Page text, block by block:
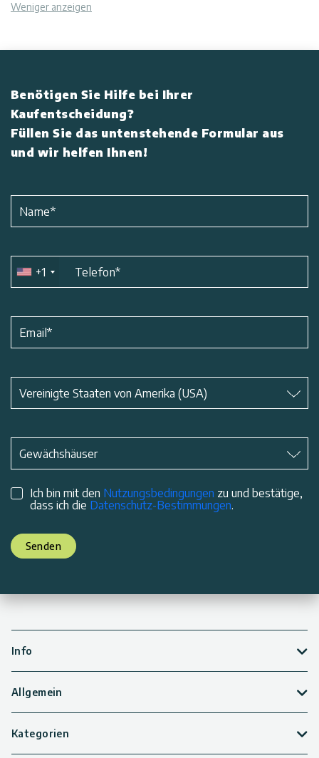
Weniger anzeigen
Benötigen Sie Hilfe bei Ihrer
Kaufentscheidung?
Füllen Sie das untenstehende Formular aus
und wir helfen Ihnen!
Name*
+1 Telefon*
Email*
Vereinigte Staaten von Amerika (USA)
*
Gewächshäuser
Ich bin mit den Nutzungsbedingungen zu und bestätige,
dass ich die Datenschutz-Bestimmungen.
Senden
Info
Allgemein
Kategorien